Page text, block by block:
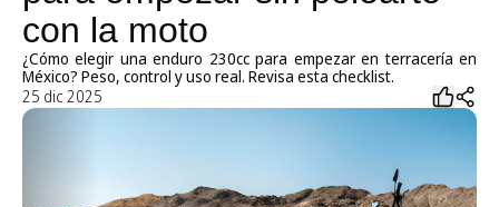
con la moto
¿Cómo elegir una enduro 230cc para empezar en terracería en
México? Peso, control y uso real. Revisa esta checklist.
25 dic 2025